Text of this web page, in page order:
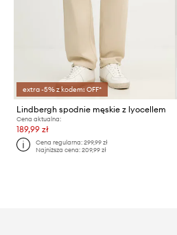
extra -5% z kodem: OFF*
Lindbergh spodnie męskie z lyocellem
Cena aktualna:
189,99 zł
Cena regularna:299,99 zł
Najniższa cena:209,99 zł